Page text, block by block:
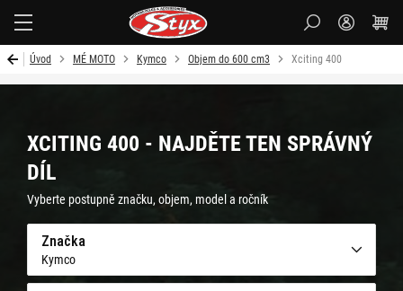
Úvod MÉ MOTO Kymco Objem do 600 cm3 Xciting 400
XCITING 400 - NAJDĚTE TEN SPRÁVNÝ
DÍL
Vyberte postupně značku, objem, model a ročník
Značka
Kymco